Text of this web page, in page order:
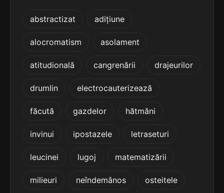
prăzulie
sangulie
săndulie
terminație: ulie
abstractizat adițiune
alocromatism asolament
atitudională cangrenării drajeurilor
drumlin electrocauterizează
făcută gazdelor hătmăni
invinui ipostazele letraseturi
leucinei lugoj matematizării
milieuri neîndemânos osteitele